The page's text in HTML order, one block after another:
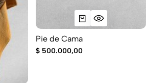
Pie de Cama
$500.000,00